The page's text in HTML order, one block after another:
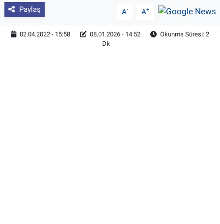
Paylaş A- A+
02.04.2022 - 15:58 08.01.2026 - 14:52
Okunma Süresi: 2
Dk